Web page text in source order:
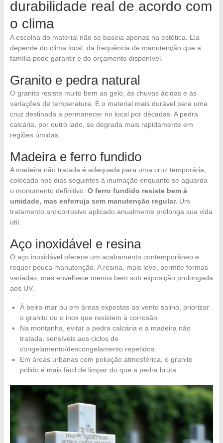
durabilidade real de acordo com
o clima
A escolha do material não se baseia apenas na estética. Ela
depende do clima local, da frequência de manutenção que a
família pode garantir e do orçamento disponível.
Granito e pedra natural
O granito resiste muito bem ao gelo, às chuvas ácidas e às
variações de temperatura. É o material mais durável para uma
cruz destinada a permanecer no local por décadas. A pedra
calcária, por outro lado, se degrada mais rapidamente em
regiões úmidas.
Madeira e ferro fundido
A madeira não tratada é adequada para uma cruz temporária,
colocada nos dias seguintes à inumação enquanto se aguarda
o monumento definitivo. O ferro fundido resiste bem à
umidade, mas enferruja sem manutenção regular. Um
tratamento anticorrosivo aplicado anualmente prolonga sua vida
útil.
Aço inoxidável e resina
O aço inoxidável oferece um acabamento contemporâneo e
requer pouca manutenção. A resina, mais leve, permite formas
variadas, mas envelhece menos bem sob exposição prolongada
aos UV.
À beira-mar ou em áreas expostas ao vento salino, priorizar
o granito ou o inox que resistem à corrosão.
Na montanha, evitar a pedra calcária e a madeira não
tratada, sensíveis aos ciclos de
congelamento/descongelamento repetidos.
Em áreas urbanas com poluição atmosférica, o granito
polido é mais fácil de limpar do que a pedra bruta.